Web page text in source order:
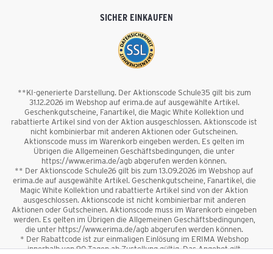
SICHER EINKAUFEN
**KI-generierte Darstellung. Der Aktionscode Schule35 gilt bis zum
31.12.2026 im Webshop auf erima.de auf ausgewählte Artikel.
Geschenkgutscheine, Fanartikel, die Magic White Kollektion und
rabattierte Artikel sind von der Aktion ausgeschlossen. Aktionscode ist
nicht kombinierbar mit anderen Aktionen oder Gutscheinen.
Aktionscode muss im Warenkorb eingeben werden. Es gelten im
Übrigen die Allgemeinen Geschäftsbedingungen, die unter
https://www.erima.de/agb abgerufen werden können.
** Der Aktionscode Schule26 gilt bis zum 13.09.2026 im Webshop auf
erima.de auf ausgewählte Artikel. Geschenkgutscheine, Fanartikel, die
Magic White Kollektion und rabattierte Artikel sind von der Aktion
ausgeschlossen. Aktionscode ist nicht kombinierbar mit anderen
Aktionen oder Gutscheinen. Aktionscode muss im Warenkorb eingeben
werden. Es gelten im Übrigen die Allgemeinen Geschäftsbedingungen,
die unter https://www.erima.de/agb abgerufen werden können.
* Der Rabattcode ist zur einmaligen Einlösung im ERIMA Webshop
innerhalb von 90 Tagen ab Zustellung gültig. Das Angebot gilt